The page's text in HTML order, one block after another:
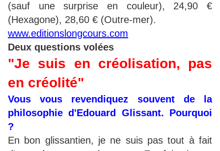
(sauf une surprise en couleur), 24,90 €
(Hexagone), 28,60 € (Outre-mer).
www.editionslongcours.com
Deux questions volées
"Je suis en créolisation, pas
en créolité"
Vous vous revendiquez souvent de la
philosophie d'Edouard Glissant. Pourquoi
?
En bon glissantien, je ne suis pas tout à fait